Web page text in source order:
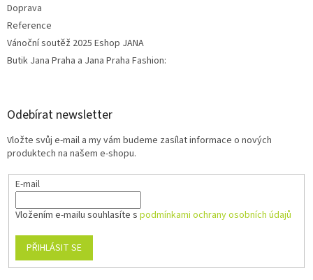
Doprava
Reference
Vánoční soutěž 2025 Eshop JANA
Butik Jana Praha a Jana Praha Fashion:
Odebírat newsletter
Vložte svůj e-mail a my vám budeme zasílat informace o nových
produktech na našem e-shopu.
E-mail
Vložením e-mailu souhlasíte s podmínkami ochrany osobních údajů
PŘIHLÁSIT SE